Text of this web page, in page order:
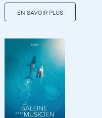
EN SAVOIR PLUS